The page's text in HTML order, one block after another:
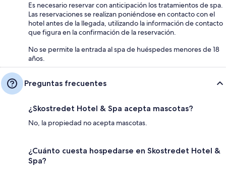
Es necesario reservar con anticipación los tratamientos de spa.
Las reservaciones se realizan poniéndose en contacto con el
hotel antes de la llegada, utilizando la información de contacto
que figura en la confirmación de la reservación.
No se permite la entrada al spa de huéspedes menores de 18
años.
Preguntas frecuentes
¿Skostredet Hotel & Spa acepta mascotas?
No, la propiedad no acepta mascotas.
¿Cuánto cuesta hospedarse en Skostredet Hotel &
Spa?